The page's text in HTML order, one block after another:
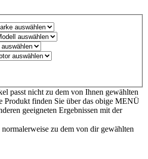
passt nicht zu dem von Ihnen gewählten
Produkt finden Sie über das obige MENÜ
geeigneten Ergebnissen mit der
zu dem von dir gewählten